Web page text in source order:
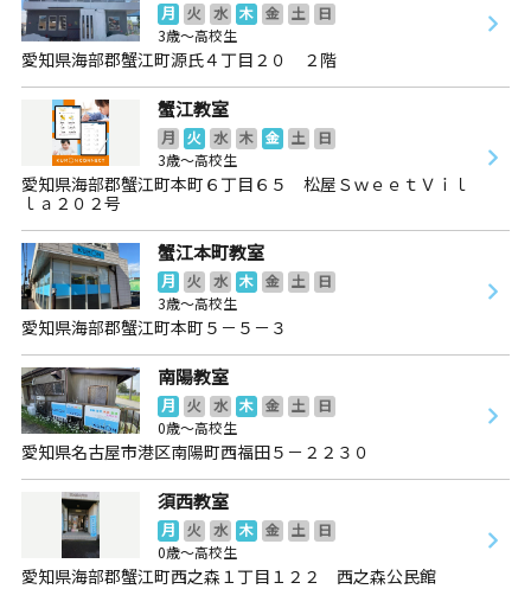
月 火 水 木 金 土
日
3歳～高校生
愛知県海部郡蟹江町源氏４丁目２０ ２階
蟹江教室
月 火 水 木 金 土
日
3歳～高校生
愛知県海部郡蟹江町本町６丁目６５ 松屋ＳｗｅｅｔＶｉｌ
ｌａ２０２号
蟹江本町教室
月 火 水 木 金 土
日
3歳～高校生
愛知県海部郡蟹江町本町５－５－３
南陽教室
月 火 水 木 金 土
日
0歳～高校生
愛知県名古屋市港区南陽町西福田５－２２３０
須西教室
月 火 水 木 金 土
日
0歳～高校生
愛知県海部郡蟹江町西之森１丁目１２２ 西之森公民館